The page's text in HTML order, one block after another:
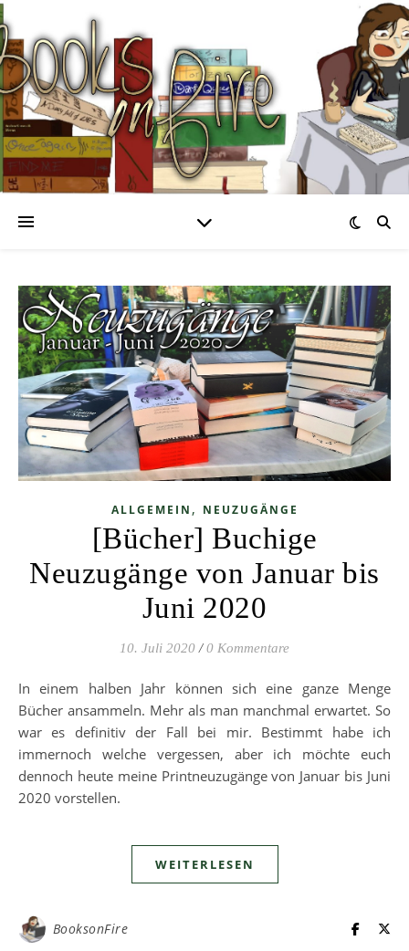
ALLGEMEIN , NEUZUGÄNGE
[Bücher] Buchige
Neuzugänge von Januar bis
Juni 2020
10. Juli 2020 / 0 Kommentare
In einem halben Jahr können sich eine ganze Menge
Bücher ansammeln. Mehr als man manchmal erwartet. So
war es definitiv der Fall bei mir. Bestimmt habe ich
immernoch welche vergessen, aber ich möchte euch
dennoch heute meine Printneuzugänge von Januar bis Juni
2020 vorstellen.
WEITERLESEN
BooksonFire